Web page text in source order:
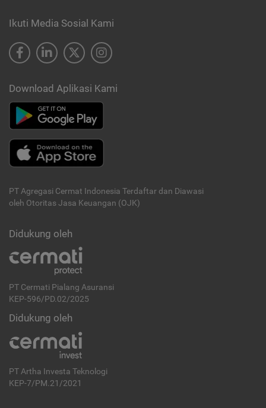
Ikuti Media Sosial Kami
Download Aplikasi Kami
PT Agregasi Cermat Indonesia Terdaftar dan Diawasi
oleh Otoritas Jasa Keuangan (OJK)
Didukung oleh
PT Cermati Pialang Asuransi
KEP-596/PD.02/2025
Didukung oleh
PT Artha Investa Teknologi
KEP-7/PM.21/2021